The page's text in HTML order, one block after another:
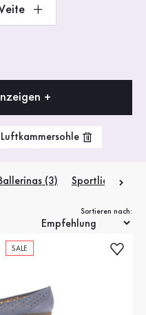
+
(3) Sportliche
Sortieren nach:
SALE